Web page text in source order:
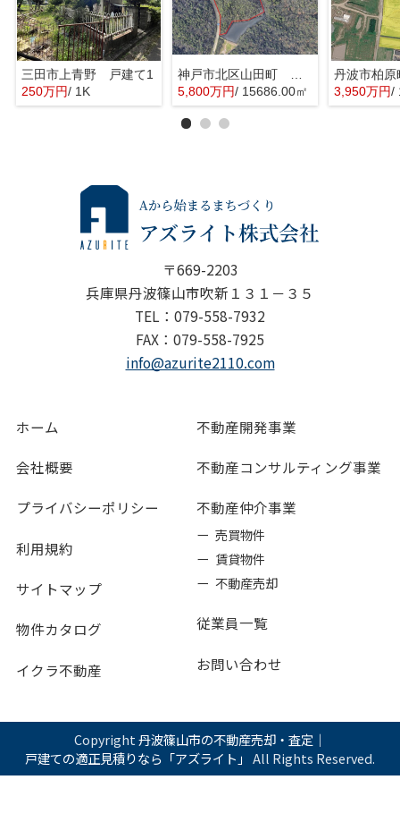
三田市上青野 戸建て1
250万円/ 1K
5,800万円/ 15686.00㎡
丹波市柏原
3,950万円/
〒669-2203
兵庫県丹波篠山市吹新１３１－３５
TEL：079-558-7932
FAX：079-558-7925
info@azurite2110.com
ホーム
会社概要
プライバシーポリシー
利用規約
サイトマップ
物件カタログ
イクラ不動産
不動産開発事業
不動産コンサルティング事業
不動産仲介事業
ー 売買物件
ー 賃貸物件
ー 不動産売却
従業員一覧
お問い合わせ
Copyright丹波篠山市の不動産売却・査定｜
戸建ての適正見積りなら「アズライト」 All Rights Reserved.